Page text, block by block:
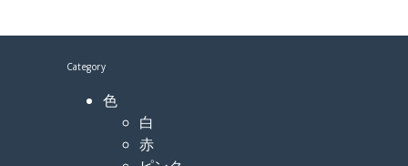
Category
色
白
赤